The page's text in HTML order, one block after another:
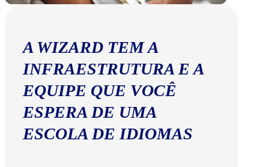
A WIZARD TEM A
INFRAESTRUTURA E A
EQUIPE QUE VOCÊ
ESPERA DE UMA
ESCOLA DE IDIOMAS